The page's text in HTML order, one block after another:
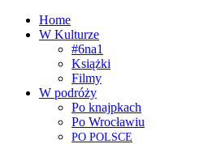
Home
W Kulturze
#6na1
Książki
Filmy
W podróży
Po knajpkach
Po Wrocławiu
PO POLSCE